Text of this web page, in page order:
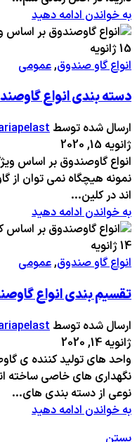
به خواندن ادامه دهید
15ژانویه
انواع گاو صندوق,عمومی
دسته بندی انواع
ارسال شده توسط
ژانویه 15, 2020
انواع گاوصندوق بر اساس
نمونه هیچگاه نمی توان از
اند در کلین...
به خواندن ادامه دهید
14ژانویه
انواع گاو صندوق,عمومی
تقسیم بندی انواع
ارسال شده توسط
ژانویه 14, 2020
واحد های تولید کننده ی
نگهداری های خاصی ساخته
نوعی از دسته بندی های...
به خواندن ادامه دهید
بستن